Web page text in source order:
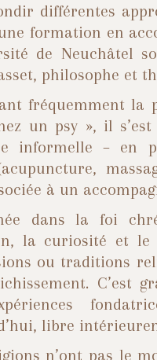
différentes
formation en
de Neuchâtel
philosophe et
fréquemment la
un psy », il
informelle – en
ée à un
dans la foi
la curiosité et le
ou traditions
C’est
’hui, libre int
n’ont pas le